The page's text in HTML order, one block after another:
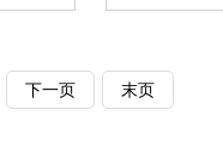
下一页 末页